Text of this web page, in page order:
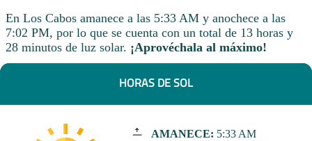
En Los Cabos amanece a las 5:33 AM y anochece a las
7:02 PM, por lo que se cuenta con un total de 13 horas y
28 minutos de luz solar. ¡Aprovéchala al máximo!
HORAS DE SOL
AMANECE: 5:33 AM